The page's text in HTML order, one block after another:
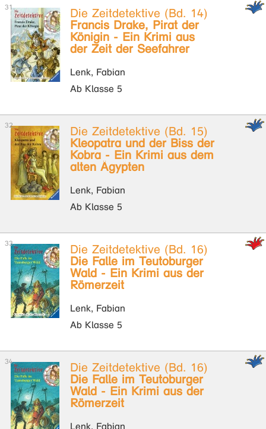
Die Zeitdetektive (Bd. 14)
Francis Drake, Pirat der
Königin - Ein Krimi aus
der Zeit der Seefahrer
Lenk, Fabian
Ab Klasse 5
Die Zeitdetektive (Bd. 15)
Kleopatra und der Biss der
Kobra - Ein Krimi aus dem
alten Ägypten
Lenk, Fabian
Ab Klasse 5
Die Zeitdetektive (Bd. 16)
Die Falle im Teutoburger
Wald - Ein Krimi aus der
Römerzeit
Lenk, Fabian
Ab Klasse 5
Die Zeitdetektive (Bd. 16)
Die Falle im Teutoburger
Wald - Ein Krimi aus der
Römerzeit
Lenk, Fabian